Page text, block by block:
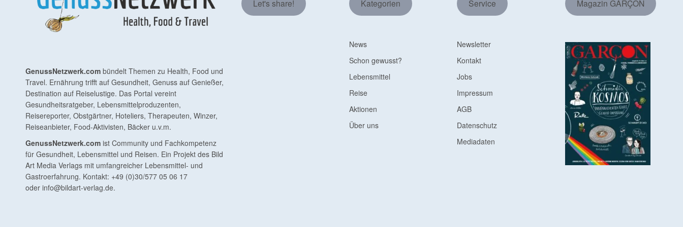
GenussNetzwerk.com bündelt Themen zu Health, Food und
Travel. Ernährung trifft auf Gesundheit, Genuss auf Genießer,
Destination auf Reiselustige. Das Portal vereint
Gesundheitsratgeber, Lebensmittelproduzenten,
Reisereporter, Obstgärtner, Hoteliers, Therapeuten, Winzer,
Reiseanbieter, Food-Aktivisten, Bäcker u.v.m.
GenussNetzwerk.com ist Community und Fachkompetenz
für Gesundheit, Lebensmittel und Reisen. Ein Projekt des Bild
Art Media Verlags mit umfangreicher Lebensmittel- und
Gastroerfahrung. Kontakt: +49 (0)30/577 05 06 17
oder info@bildart-verlag.de.
Let's share! Kategorien
News
Schon gewusst?
Lebensmittel
Reise
Aktionen
Über uns
Service
Newsletter
Kontakt
Jobs
Impressum
AGB
Datenschutz
Mediadaten
Magazin GARÇON